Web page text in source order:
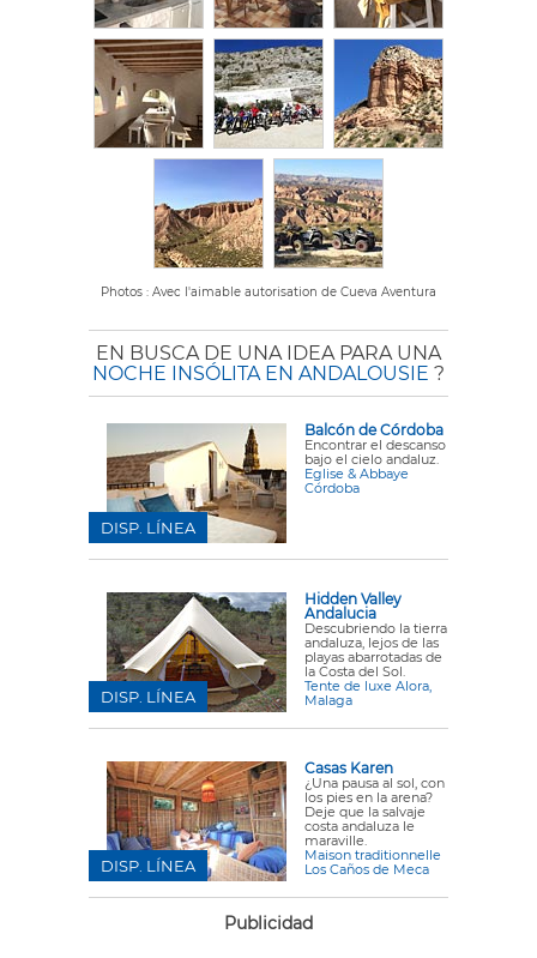
Photos : Avec l'aimable autorisation de Cueva Aventura
EN BUSCA DE UNA IDEA PARA UNA
NOCHE INSÓLITA EN ANDALOUSIE ?
Balcón de Córdoba
Encontrar el descanso
bajo el cielo andaluz.
Eglise & Abbaye
Córdoba
DISP. LÍNEA
Hidden Valley
Andalucia
Descubriendo la tierra
andaluza, lejos de las
playas abarrotadas de
la Costa del Sol.
Tente de luxe Alora,
Malaga
DISP. LÍNEA
Casas Karen
¿Una pausa al sol, con
los pies en la arena?
Deje que la salvaje
costa andaluza le
maraville.
Maison traditionnelle
Los Caños de Meca
DISP. LÍNEA
Publicidad